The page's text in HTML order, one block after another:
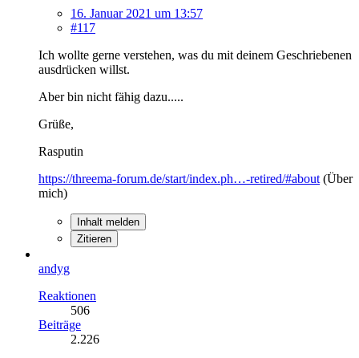
16. Januar 2021 um 13:57
#117
Ich wollte gerne verstehen, was du mit deinem Geschriebenen
ausdrücken willst.
Aber bin nicht fähig dazu.....
Grüße,
Rasputin
https://threema-forum.de/start/index.ph…-retired/#about (Über
mich)
Inhalt melden
Zitieren
andyg
Reaktionen
506
Beiträge
2.226